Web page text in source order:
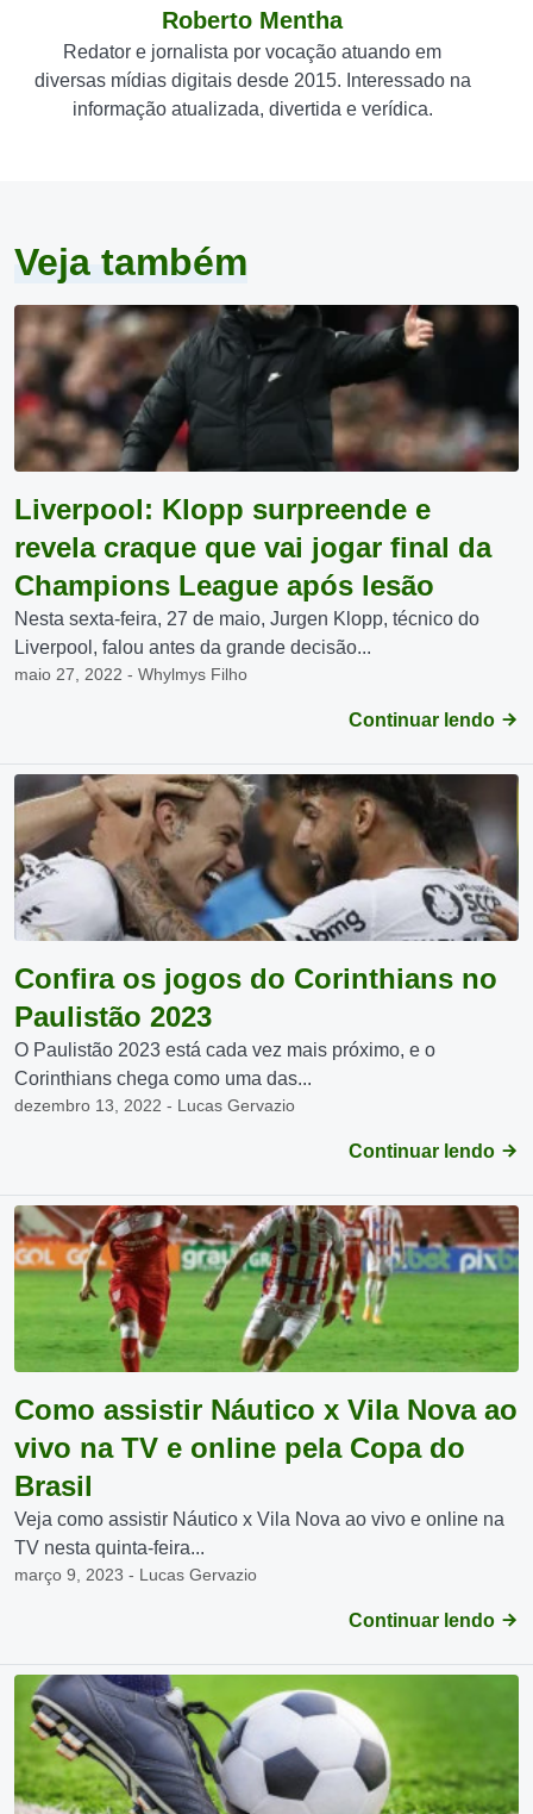
Roberto Mentha
Redator e jornalista por vocação atuando em
diversas mídias digitais desde 2015. Interessado na
informação atualizada, divertida e verídica.
Veja também
Liverpool: Klopp surpreende e
revela craque que vai jogar final da
Champions League após lesão
Nesta sexta-feira, 27 de maio, Jurgen Klopp, técnico do
Liverpool, falou antes da grande decisão...
maio 27, 2022 - Whylmys Filho
Continuar lendo
Confira os jogos do Corinthians no
Paulistão 2023
O Paulistão 2023 está cada vez mais próximo, e o
Corinthians chega como uma das...
dezembro 13, 2022 - Lucas Gervazio
Continuar lendo
Como assistir Náutico x Vila Nova ao
vivo na TV e online pela Copa do
Brasil
Veja como assistir Náutico x Vila Nova ao vivo e online na
TV nesta quinta-feira...
março 9, 2023 - Lucas Gervazio
Continuar lendo